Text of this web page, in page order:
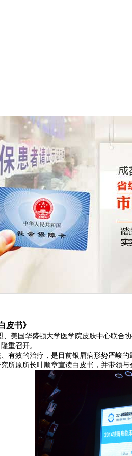
皮书》
美国华盛顿大学医学院皮肤中心联合
重召开。
有效的治疗，是目前银屑病形势严峻
所原所长叶顺章宣读白皮书，并带领